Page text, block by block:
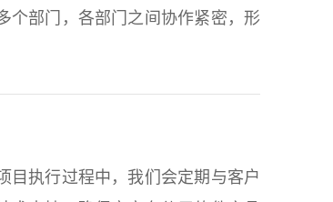
个部门，各部门之间协作紧密，形
目执行过程中，我们会定期与客户